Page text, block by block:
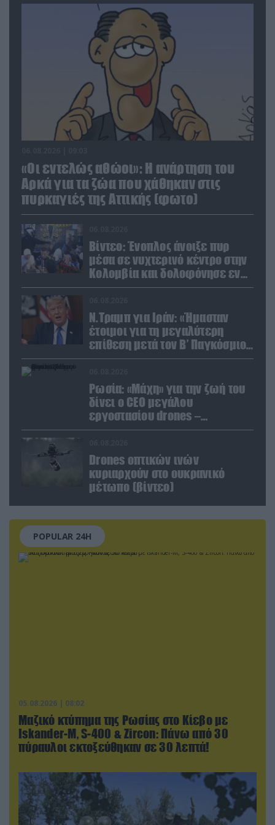
«Οι εντελώς αθώοι»: Η ανάρτηση του
Αρκά για τα ζώα που χάθηκαν στις
πυρκαγιές της Αττικής (φωτο)
Βίντεο: Ένοπλος άνοιξε πυρ
μέσα σε νυχτερινό κέντρο στην
Κολομβία και δολοφόνησε εν
ψυχρώ νεαρό ζευγάρι
Ν.Τραμπ για Ιράν: «Ήμασταν
έτοιμοι για τη μεγαλύτερη
επίθεση μετά τον Β’ Παγκόσμιο
Πόλεμο» (βίντεο)
Ρωσία: «Μάχη» για την ζωή του
δίνει ο CEO μεγάλου
εργοστασίου drones –
Ανατίναξαν το αυτοκίνητό του!
Drones οπτικών ινών
κυριαρχούν στο ουκρανικό
μέτωπο (βίντεο)
POPULAR 24H
05.08.2026 | 08:02
Μαζικό κτύπημα της Ρωσίας στο Κίεβο με
Iskander-Μ, S-400 & Zircon: Πάνω από 30
πύραυλοι εκτοξεύθηκαν σε 30 λεπτά!